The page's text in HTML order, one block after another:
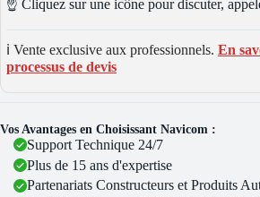
☝️ Cliquez sur une icône pour discuter,
ℹ️ Vente exclusive aux professionnels. En
processus de devis
Vos Avantages en Choisissant Navicom :
Support Technique 24/7
Plus de 15 ans d'expertise
Partenariats Constructeurs et Produits